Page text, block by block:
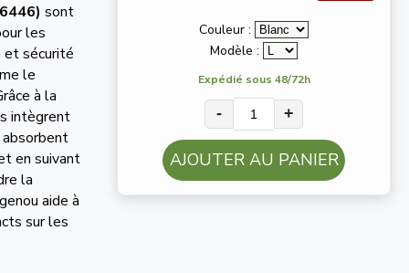
Couleur :
Modèle :
Expédié sous 48/72h
- +
AJOUTER AU PANIER
sont
les
et sécurité
le
à la
intègrent
en suivant
la
aide à
sur les